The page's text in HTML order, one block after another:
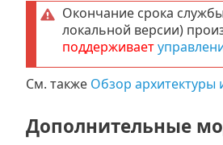
Окончание срока
локальной версии)
поддерживает
См. также Обзор архитектуры
Дополнительные